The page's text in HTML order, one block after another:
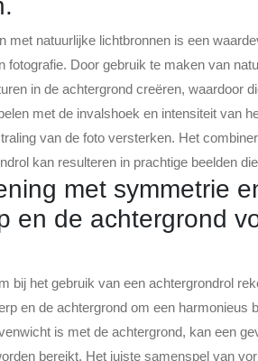
met natuurlijke lichtbronnen is een
fotografie. Door gebruik te maken van
in de achtergrond creëren, waardoor
met de invalshoek en intensiteit van
van de foto versterken. Het
kan resulteren in prachtige beelden
met symmetrie
en de achtergrond
bij het gebruik van een achtergrondrol
en de achtergrond om een harmonieus
is met de achtergrond, kan een
bereikt. Het juiste samenspel van